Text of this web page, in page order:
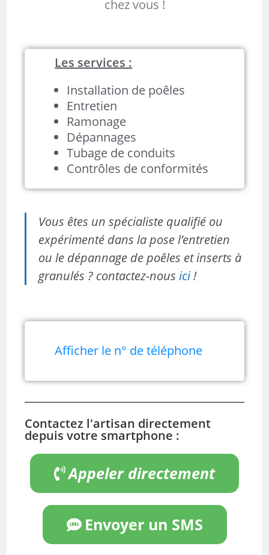
chez vous !
Les services :
Installation de poêles
Entretien
Ramonage
Dépannages
Tubage de conduits
Contrôles de conformités
Vous êtes un spécialiste qualifié ou
expérimenté dans la pose l’entretien
ou le dépannage de poêles et inserts à
granulés ? contactez-nousici!
Afficher le n° de téléphone
Contactez l'artisan directement
depuis votre smartphone :
Appeler directement
Envoyer un SMS